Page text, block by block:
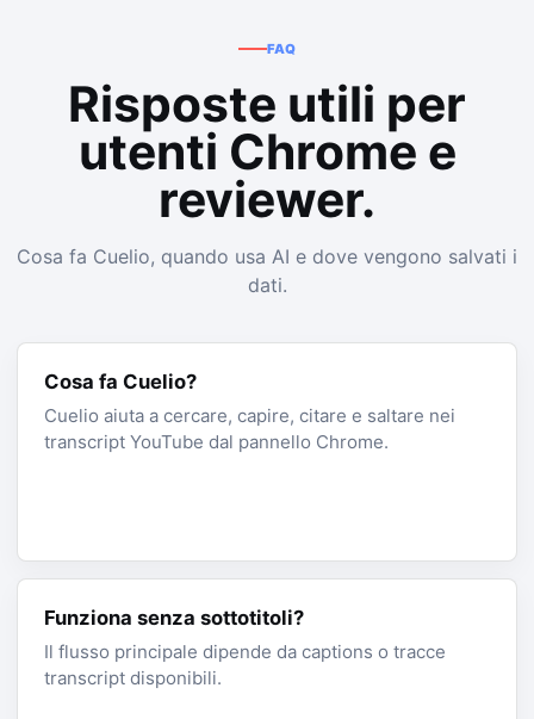
FAQ
Risposte utili per
utenti Chrome e
reviewer.
Cosa fa Cuelio, quando usa AI e dove vengono salvati i
dati.
Cosa fa Cuelio?
Cuelio aiuta a cercare, capire, citare e saltare nei
transcript YouTube dal pannello Chrome.
Funziona senza sottotitoli?
Il flusso principale dipende da captions o tracce
transcript disponibili.